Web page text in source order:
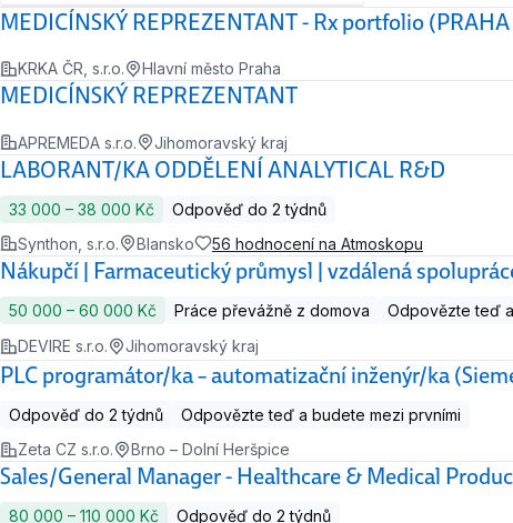
MEDICÍNSKÝ REPREZENTANT - Rx portfolio (PRAHA
KRKA ČR, s.r.o. Hlavní město Praha
MEDICÍNSKÝ REPREZENTANT
APREMEDA s.r.o. Jihomoravský kraj
LABORANT/KA ODDĚLENÍ ANALYTICAL R&D
33 000 ‍–‍ 38 000 Kč
Odpověď do 2 týdnů
Synthon, s.r.o.
Blansko 56 hodnocení na Atmoskopu
Nákupčí | Farmaceutický průmysl | vzdálená
50 000 ‍–‍ 60 000 Kč Práce převážně z domova
Odpovězte teď
DEVIRE s.r.o.
Jihomoravský kraj
PLC programátor/ka – automatizační inženýr/ka
Odpověď do 2 týdnů
Odpovězte teď a budete mezi prvními
Zeta CZ s.r.o.
Brno – Dolní Heršpice
Sales/General Manager - Healthcare & Medical
80 000 ‍–‍ 110 000 Kč
Odpověď do 2 týdnů